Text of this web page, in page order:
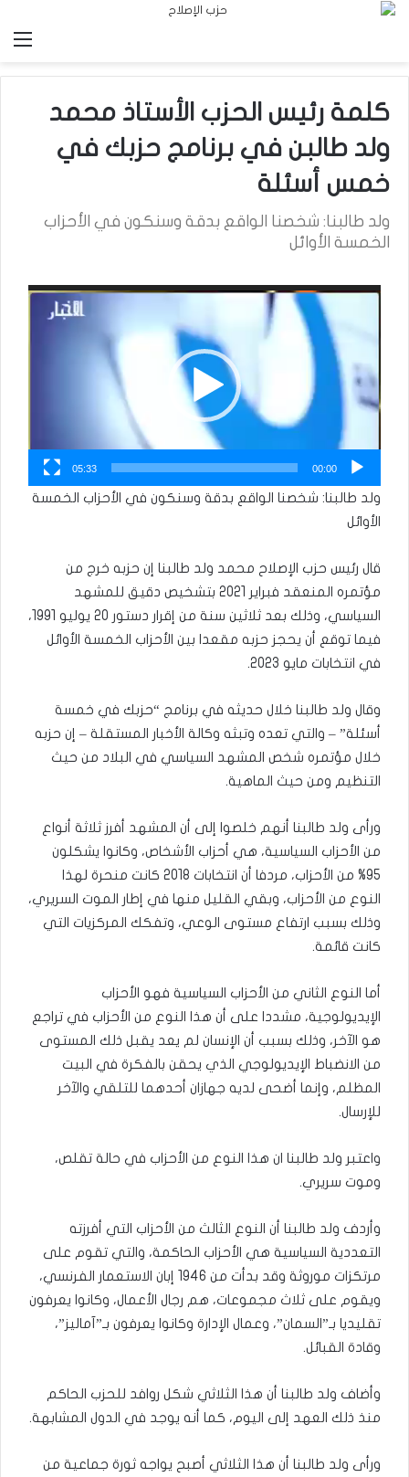
كلمة رئيس الحزب الأستاذ محمد
ولد طالبن في برنامج حزبك في
خمس أسئلة
ولد طالبنا: شخصنا الواقع بدقة وسنكون في الأحزاب
الخمسة الأوائل
مشغل
00:00
05:33
ولد طالبنا: شخصنا الواقع بدقة وسنكون في الأحزاب الخمسة
الأوائل
قال رئيس حزب الإصلاح محمد ولد طالبنا إن حزبه خرج من
مؤتمره المنعقد فبراير 2021 بتشخيص دقيق للمشهد
السياسي، وذلك بعد ثلاثين سنة من إقرار دستور 20 يوليو 1991،
فيما توقع أن يحجز حزبه مقعدا بين الأحزاب الخمسة الأوائل
في انتخابات مايو 2023.
وقال ولد طالبنا خلال حديثه في برنامج “حزبك في خمسة
أسئلة” – والتي تعده وتبثه وكالة الأخبار المستقلة – إن حزبه
خلال مؤتمره شخص المشهد السياسي في البلاد من حيث
التنظيم ومن حيث الماهية.
ورأى ولد طالبنا أنهم خلصوا إلى أن المشهد أفرز ثلاثة أنواع
من الأحزاب السياسية، هي أحزاب الأشخاص، وكانوا يشكلون
95% من الأحزاب، مردفا أن انتخابات 2018 كانت منحرة لهذا
النوع من الأحزاب، وبقي القليل منها في إطار الموت السريري،
وذلك بسبب ارتفاع مستوى الوعي، وتفكك المركزيات التي
كانت قائمة.
أما النوع الثاني من الأحزاب السياسية فهو الأحزاب
الإيديولوجية، مشددا على أن هذا النوع من الأحزاب في تراجع
هو الآخر، وذلك بسبب أن الإنسان لم يعد يقبل ذلك المستوى
من الانضباط الإيديولوجي الذي يحقن بالفكرة في البيت
المظلم، وإنما أضحى لديه جهازان أحدهما للتلقي والآخر
للإرسال.
واعتبر ولد طالبنا ان هذا النوع من الأحزاب في حالة تقلص،
وموت سريري.
وأردف ولد طالبنا أن النوع الثالث من الأحزاب التي أفرزته
التعددية السياسية هي الأحزاب الحاكمة، والتي تقوم على
مرتكزات موروثة وقد بدأت من 1946 إبان الاستعمار الفرنسي،
ويقوم على ثلاث مجموعات، هم رجال الأعمال، وكانوا يعرفون
تقليديا بـ”السمان”، وعمال الإدارة وكانوا يعرفون بـ”آماليز”،
وقادة القبائل.
وأضاف ولد طالبنا أن هذا الثلاثي شكل روافد للحزب الحاكم
منذ ذلك العهد إلى اليوم، كما أنه يوجد في الدول المشابهة.
ورأى ولد طالبنا أن هذا الثلاثي أصبح يواجه ثورة جماعية من